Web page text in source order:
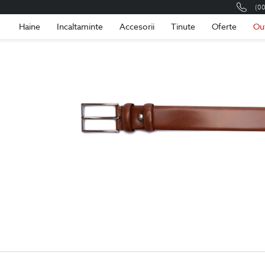
Haine Incaltaminte Accesorii Tinute Oferte
Romania